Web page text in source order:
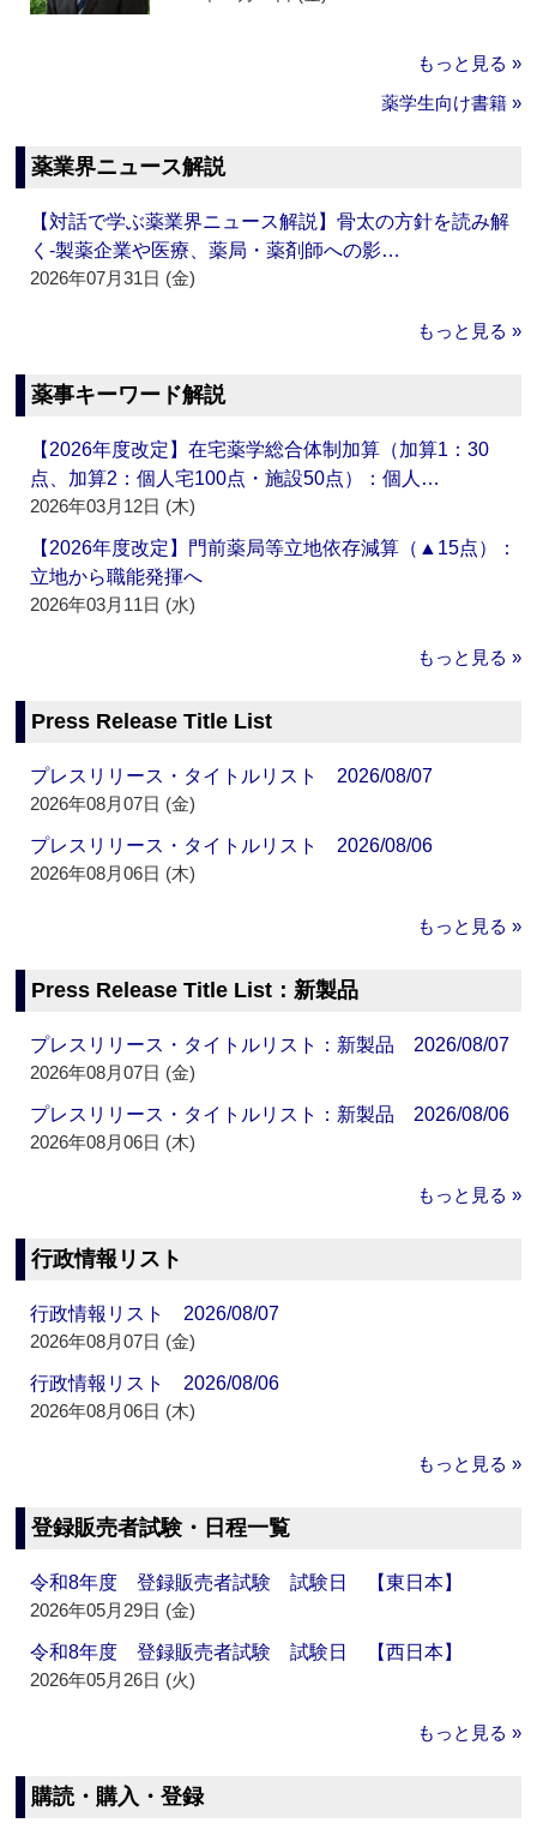
もっと見る »
薬学生向け書籍 »
薬業界ニュース解説
【対話で学ぶ薬業界ニュース解説】骨太の方針を読み解
く‐製薬企業や医療、薬局・薬剤師への影…
2026年07月31日 (金)
もっと見る »
薬事キーワード解説
【2026年度改定】在宅薬学総合体制加算（加算1：30
点、加算2：個人宅100点・施設50点）：個人…
2026年03月12日 (木)
【2026年度改定】門前薬局等立地依存減算（▲15点）：
立地から職能発揮へ
2026年03月11日 (水)
もっと見る »
Press Release Title List
プレスリリース・タイトルリスト 2026/08/07
2026年08月07日 (金)
プレスリリース・タイトルリスト 2026/08/06
2026年08月06日 (木)
もっと見る »
Press Release Title List：新製品
プレスリリース・タイトルリスト：新製品 2026/08/07
2026年08月07日 (金)
プレスリリース・タイトルリスト：新製品 2026/08/06
2026年08月06日 (木)
もっと見る »
行政情報リスト
行政情報リスト 2026/08/07
2026年08月07日 (金)
行政情報リスト 2026/08/06
2026年08月06日 (木)
もっと見る »
登録販売者試験・日程一覧
令和8年度 登録販売者試験 試験日 【東日本】
2026年05月29日 (金)
令和8年度 登録販売者試験 試験日 【西日本】
2026年05月26日 (火)
もっと見る »
購読・購入・登録